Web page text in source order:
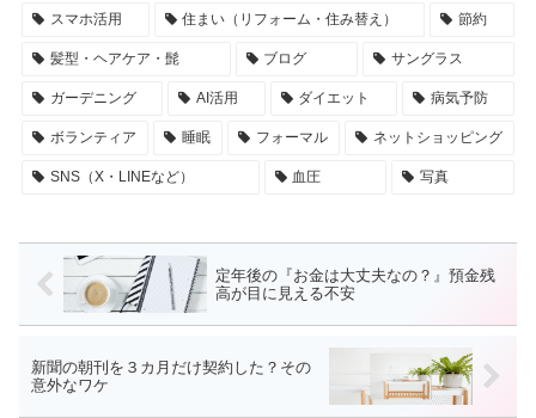
スマホ活用 住まい（リフォーム・住み替え） 節約
髪型・ヘアケア・髭 ブログ サングラス
ガーデニング AI活用 ダイエット 病気予防
ボランティア 睡眠 フォーマル ネットショッピング
SNS（X・LINEなど） 血圧 写真
定年後の『お金は大丈夫なの？』預金残
高が目に見える不安
新聞の朝刊を３カ月だけ契約した？その
意外なワケ